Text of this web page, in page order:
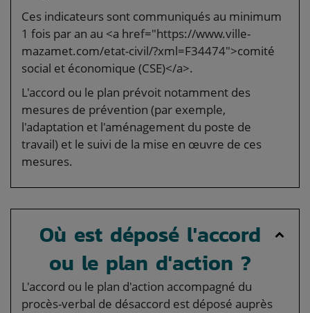
Ces indicateurs sont communiqués au minimum
1 fois par an au <a href="https://www.ville-
mazamet.com/etat-civil/?xml=F34474">comité
social et économique (CSE)</a>.
L'accord ou le plan prévoit notamment des
mesures de prévention (par exemple,
l'adaptation et l'aménagement du poste de
travail) et le suivi de la mise en œuvre de ces
mesures.
Où est déposé l'accord
ou le plan d'action ?
L'accord ou le plan d'action accompagné du
procès-verbal de désaccord est déposé auprès